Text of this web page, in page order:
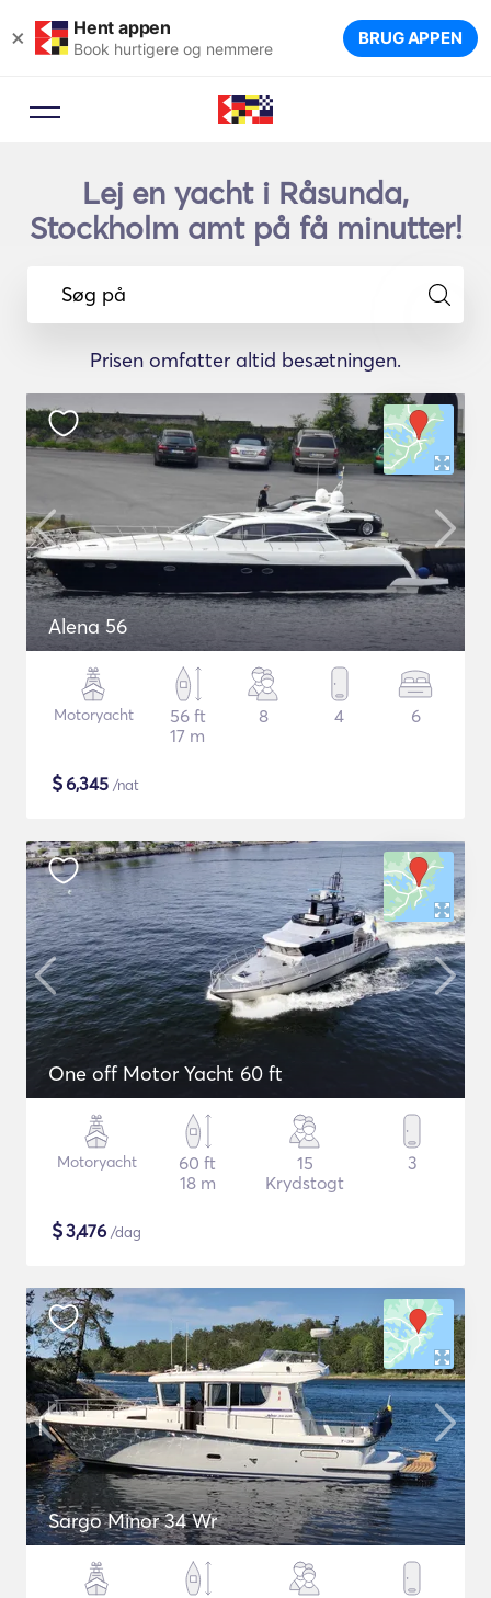
× Hent appen
Book hurtigere og nemmere BRUG APPEN
Lej en yacht i Råsunda,
Stockholm amt på få minutter!
Søg på
Prisen omfatter altid besætningen.
Alena 56
Motoryacht
56 ft
17 m
8 4 6
$6,345 /nat
One off Motor Yacht 60 ft
Motoryacht
60 ft
18 m
15
Krydstogt
3
$3,476 /dag
Sargo Minor 34 Wr